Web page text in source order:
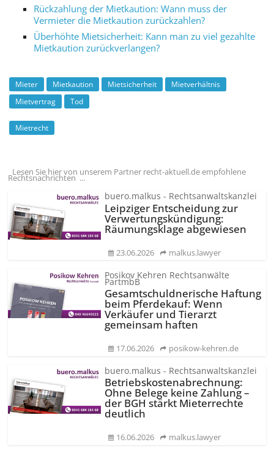
Rückzahlung der Mietkaution: Wann muss der
Vermieter die Mietkaution zurückzahlen?
Überhöhte Miet­sicherheit: Kann man zu viel gezahlte
Mietkaution zurück­verlangen?
Mieter Mietkaution Mietsicherheit
Mietverhältnis
Mietvertrag
Tod
Mietrecht
Lesen Sie hier von unserem Partner recht-aktuell.de empfohlene
Rechtsnachrichten ...
buero.malkus - Rechtsanwaltskanzlei
Leipziger Entscheidung zur
Verwertungs­kündigung:
Räumungsklage abgewiesen
23.06.2026 malkus.lawyer
Posikov Kehren Rechtsanwälte
PartmbB
Gesamtschuld­nerische Haftung
beim Pferdekauf: Wenn
Verkäufer und Tierarzt
gemeinsam haften
17.06.2026 posikow-kehren.de
buero.malkus - Rechtsanwaltskanzlei
Betriebskos­tenabrechnung:
Ohne Belege keine Zahlung –
der BGH stärkt Mieterrechte
deutlich
16.06.2026 malkus.lawyer